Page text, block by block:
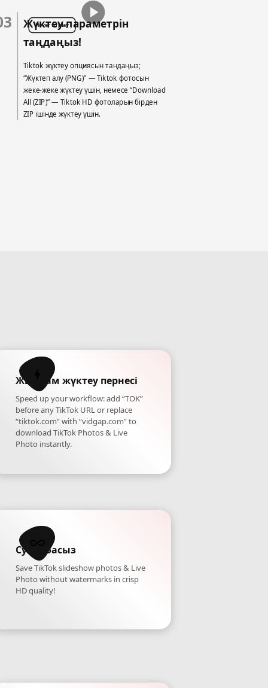
Hover to play
Жүктеу параметрін
таңдаңыз!
Tiktok жүктеу опциясын таңдаңыз;
“Жүктеп алу (PNG)” — Tiktok фотосын
жеке-жеке жүктеу үшін, немесе “Download
All (ZIP)” — Tiktok HD фотоларын бірден
ZIP ішінде жүктеу үшін.
Жылдам жүктеу пернесі
Speed up your workflow: add “TOK”
before any TikTok URL or replace
“tiktok.com” with “vidgap.com” to
download TikTok Photos & Live
Photo instantly.
Сутаңбасыз
Save TikTok slideshow photos & Live
Photo without watermarks in crisp
HD quality!